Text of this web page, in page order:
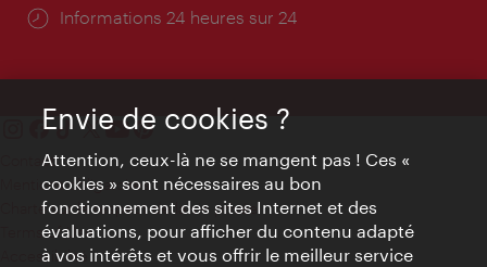
Öffnungszeiten:
Informations 24 heures sur 24
Contact
Mentions obligatoires
Charte sur le respect de la vie privée
Terms of Use
Accessibilité
Envie de cookies ?
Attention, ceux-là ne se mangent pas ! Ces «
cookies » sont nécessaires au bon
fonctionnement des sites Internet et des
évaluations, pour afficher du contenu adapté
à vos intérêts et vous offrir le meilleur service